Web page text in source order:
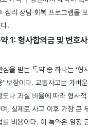
심리 상담·회복 프로그램을
.
1: 형사합의금 및 변호사
심을 받는 특약 중 하나는 ‘형
’ 보장이다. 교통사고는 가벼
도나 과실 비율에 따라 형사
, 실제로 사고 이후 가장 큰
률 비용이다. 이 특약은 일정